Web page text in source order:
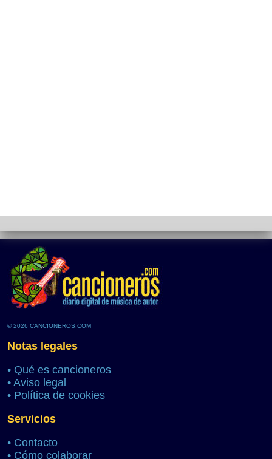
© 2026 CANCIONEROS.COM
Notas legales
• Qué es cancioneros
• Aviso legal
• Política de cookies
Servicios
• Contacto
• Cómo colaborar